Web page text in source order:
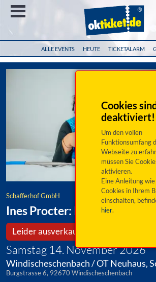
ALLE EVENTS HEUTE TICKETALARM
Cookies sind
deaktiviert!
Um den vollen
Funktionsumfang
Webseite zu
müssen Sie
aktivieren.
Eine Anleitung wie
Cookies in Ihrem
einschalten,
hier.
Schafferhof GmbH
Ines Procter: I don’t kehr
Leider ausverkauft!
Samstag 14. November 2026
Windischeschenbach / OT Neuhaus,
Burgstrasse 6, 92670 Windischeschenbach